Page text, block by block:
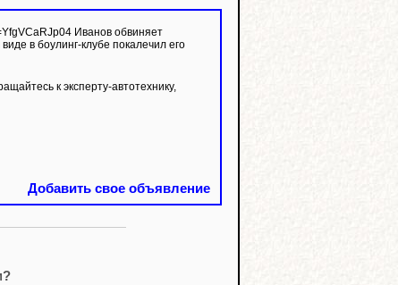
в боулинг-клубе покалечил его
к эксперту-автотехнику,
Добавить свое объявление